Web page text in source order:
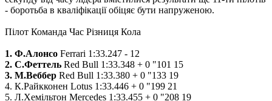
- боротьба в кваліфікації обіцяє бути напруженою.
Пілот Команда Час Різниця Кола
1. Ф.Алонсо Ferrari 1:33.247 - 12
2. С.Феттель Red Bull 1:33.348 + 0 "101 15
3. М.Веббер Red Bull 1:33.380 + 0 "133 19
4. К.Райкконен Lotus 1:33.446 + 0 "199 21
5. Л.Хемільтон Mercedes 1:33.455 + 0 "208 19